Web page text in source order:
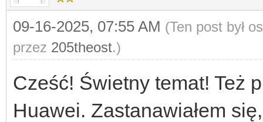
09-16-2025, 07:55 AM (Ten post był
przez 205theost.)
Cześć! Świetny temat! Też
Huawei. Zastanawiałem